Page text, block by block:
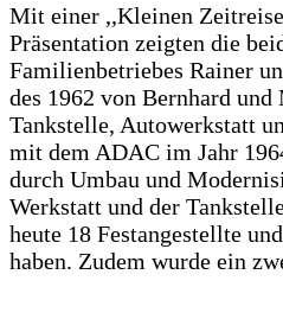
Mit einer ,,Kleinen
Präsentation zeigten die
Familienbetriebes Rainer
des 1962 von Bernhard
Tankstelle, Autowerkstatt
mit dem ADAC im Jahr
durch Umbau und
Werkstatt und der
heute 18 Festangestellte
haben. Zudem wurde ein